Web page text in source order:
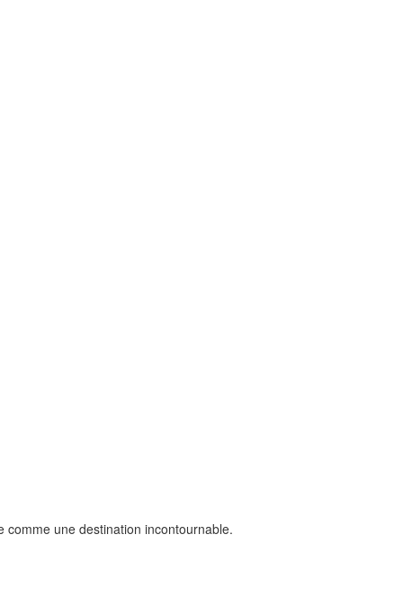
comme une destination incontournable.